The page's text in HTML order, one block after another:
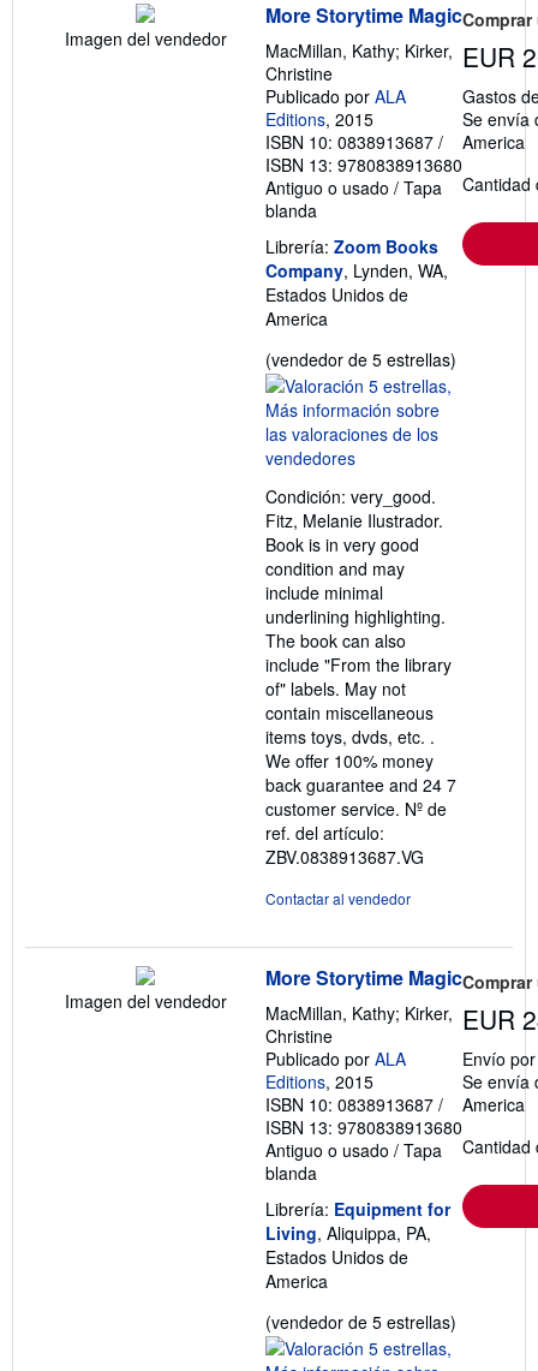
o
s
a
f
a
s
d
e
e
í
o
Imagen del vendedor
More Storytime Magic
MacMillan, Kathy; Kirker,
Christine
Publicado por ALA
Editions, 2015
ISBN 10: 0838913687 /
ISBN 13: 9780838913680
Antiguo o usado / Tapa
blanda
Librería: Zoom Books
Company, Lynden, WA,
Estados Unidos de
America
(vendedor de 5 estrellas)
Condición: very_good.
Fitz, Melanie Ilustrador.
Book is in very good
condition and may
include minimal
underlining highlighting.
The book can also
include "From the library
of" labels. May not
contain miscellaneous
items toys, dvds, etc. .
We offer 100% money
back guarantee and 24 7
customer service. Nº de
ref. del artículo:
ZBV.0838913687.VG
Contactar al vendedor
EUR
Gastos
Se envía
America
Cantidad
Imagen del vendedor
More Storytime Magic
MacMillan, Kathy; Kirker,
Christine
Publicado por ALA
Editions, 2015
ISBN 10: 0838913687 /
ISBN 13: 9780838913680
Antiguo o usado / Tapa
blanda
Librería: Equipment for
Living, Aliquippa, PA,
Estados Unidos de
America
(vendedor de 5 estrellas)
EUR
Envío
Se envía
America
Cantidad